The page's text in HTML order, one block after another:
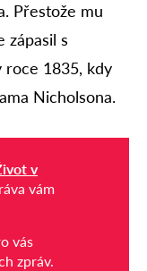
Přestože mu
zápasil s
roce 1835, kdy
Nicholsona.
v
vám
vás
zpráv.